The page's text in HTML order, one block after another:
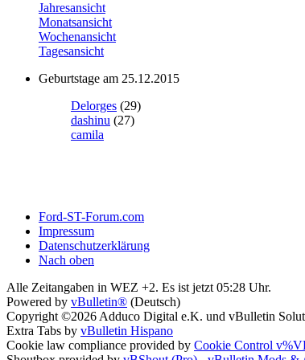
Jahresansicht
Monatsansicht
Wochenansicht
Tagesansicht
Geburtstage am 25.12.2015
Delorges (29)
dashinu (27)
camila
Ford-ST-Forum.com
Impressum
Datenschutzerklärung
Nach oben
Alle Zeitangaben in WEZ +2. Es ist jetzt05:28 Uhr.
Powered by vBulletin® (Deutsch)
Copyright ©2026 Adduco Digital e.K. und vBulletin
Extra Tabs by vBulletin Hispano
Cookie law compliance provided by Cookie Control